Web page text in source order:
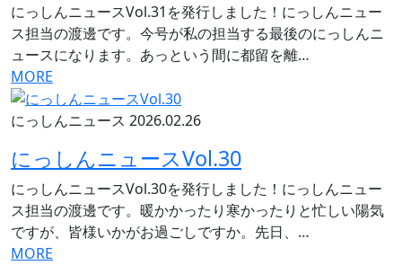
にっしんニュースVol.31を発行しました！にっしんニュー
ス担当の渡邊です。今号が私の担当する最後のにっしんニ
ュースになります。あっという間に都留を離…
MORE
にっしんニュース 2026.02.26
にっしんニュースVol.30
にっしんニュースVol.30を発行しました！にっしんニュー
ス担当の渡邊です。暖かかったり寒かったりと忙しい陽気
ですが、皆様いかがお過ごしですか。先日、…
MORE